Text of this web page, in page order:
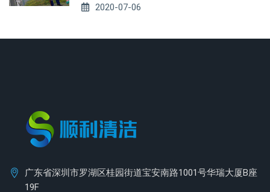
2020-07-06
广东省深圳市罗湖区桂园街道宝安南路1001号华瑞大厦B座
19F